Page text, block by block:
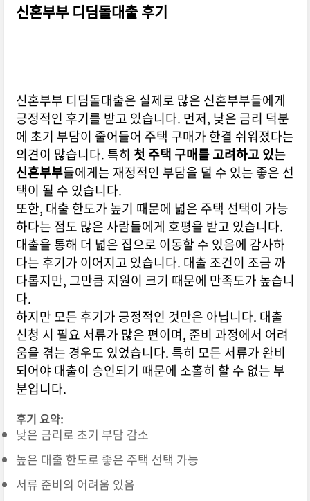
신혼부부 디딤돌대출 후기
신혼부부 디딤돌대출은 실제로 많은 신혼부부들에게
긍정적인 후기를 받고 있습니다. 먼저, 낮은 금리 덕분
에 초기 부담이 줄어들어 주택 구매가 한결 쉬워졌다는
의견이 많습니다. 특히 첫 주택 구매를 고려하고 있는
신혼부부들에게는 재정적인 부담을 덜 수 있는 좋은 선
택이 될 수 있습니다.
또한, 대출 한도가 높기 때문에 넓은 주택 선택이 가능
하다는 점도 많은 사람들에게 호평을 받고 있습니다.
대출을 통해 더 넓은 집으로 이동할 수 있음에 감사하
다는 후기가 이어지고 있습니다. 대출 조건이 조금 까
다롭지만, 그만큼 지원이 크기 때문에 만족도가 높습니
다.
하지만 모든 후기가 긍정적인 것만은 아닙니다. 대출
신청 시 필요 서류가 많은 편이며, 준비 과정에서 어려
움을 겪는 경우도 있었습니다. 특히 모든 서류가 완비
되어야 대출이 승인되기 때문에 소홀히 할 수 없는 부
분입니다.
후기 요약:
낮은 금리로 초기 부담 감소
높은 대출 한도로 좋은 주택 선택 가능
서류 준비의 어려움 있음